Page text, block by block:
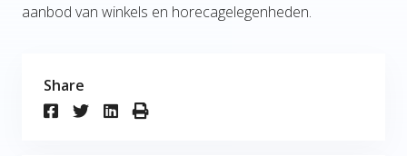
aanbod van winkels en horecagelegenheden.
Share